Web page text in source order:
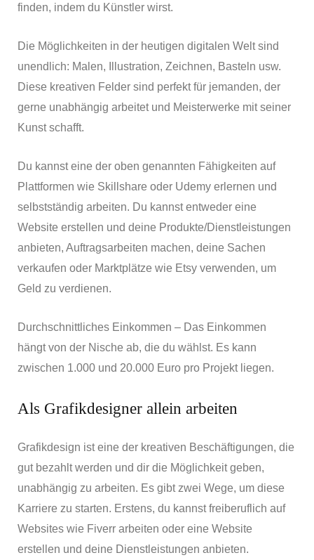
finden, indem du Künstler wirst.
Die Möglichkeiten in der heutigen digitalen Welt sind
unendlich: Malen, Illustration, Zeichnen, Basteln usw.
Diese kreativen Felder sind perfekt für jemanden, der
gerne unabhängig arbeitet und Meisterwerke mit seiner
Kunst schafft.
Du kannst eine der oben genannten Fähigkeiten auf
Plattformen wie Skillshare oder Udemy erlernen und
selbstständig arbeiten. Du kannst entweder eine
Website erstellen und deine Produkte/Dienstleistungen
anbieten, Auftragsarbeiten machen, deine Sachen
verkaufen oder Marktplätze wie Etsy verwenden, um
Geld zu verdienen.
Durchschnittliches Einkommen – Das Einkommen
hängt von der Nische ab, die du wählst. Es kann
zwischen 1.000 und 20.000 Euro pro Projekt liegen.
Als Grafikdesigner allein arbeiten
Grafikdesign ist eine der kreativen Beschäftigungen, die
gut bezahlt werden und dir die Möglichkeit geben,
unabhängig zu arbeiten. Es gibt zwei Wege, um diese
Karriere zu starten. Erstens, du kannst freiberuflich auf
Websites wie Fiverr arbeiten oder eine Website
erstellen und deine Dienstleistungen anbieten.